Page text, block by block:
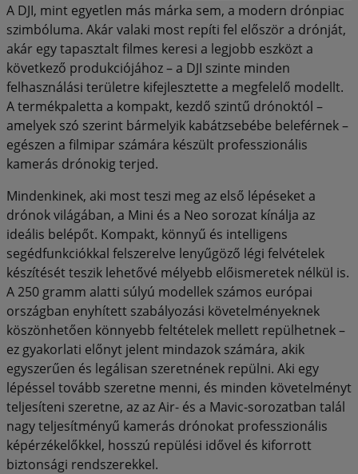
A DJI, mint egyetlen más márka sem, a modern drónpiac
szimbóluma. Akár valaki most repíti fel először a drónját,
akár egy tapasztalt filmes keresi a legjobb eszközt a
következő produkciójához – a DJI szinte minden
felhasználási területre kifejlesztette a megfelelő modellt.
A termékpaletta a kompakt, kezdő szintű drónoktól –
amelyek szó szerint bármelyik kabátzsebébe beleférnek –
egészen a filmipar számára készült professzionális
kamerás drónokig terjed.
Mindenkinek, aki most teszi meg az első lépéseket a
drónok világában, a Mini és a Neo sorozat kínálja az
ideális belépőt. Kompakt, könnyű és intelligens
segédfunkciókkal felszerelve lenyűgöző légi felvételek
készítését teszik lehetővé mélyebb előismeretek nélkül is.
A 250 gramm alatti súlyú modellek számos európai
országban enyhített szabályozási követelményeknek
köszönhetően könnyebb feltételek mellett repülhetnek –
ez gyakorlati előnyt jelent mindazok számára, akik
egyszerűen és legálisan szeretnének repülni. Aki egy
lépéssel tovább szeretne menni, és minden követelményt
teljesíteni szeretne, az az Air- és a Mavic-sorozatban talál
nagy teljesítményű kamerás drónokat professzionális
képérzékelőkkel, hosszú repülési idővel és kiforrott
biztonsági rendszerekkel.